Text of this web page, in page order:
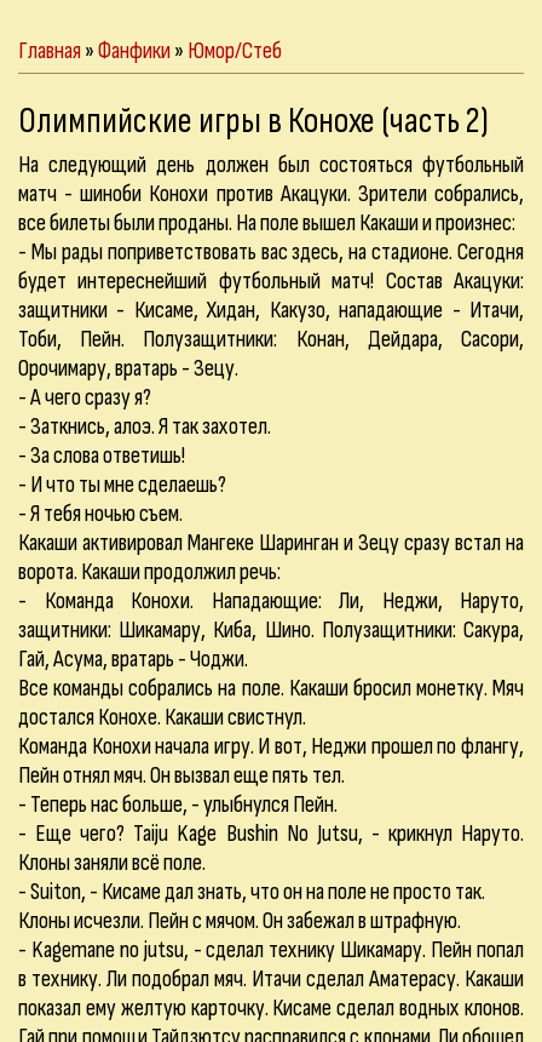
Главная»Фанфики» Юмор/Стеб
Олимпийские игры в Конохе (часть 2)
На следующий день должен был состояться футбольный
матч - шиноби Конохи против Акацуки. Зрители собрались,
все билеты были проданы. На поле вышел Какаши и произнес:
- Мы рады поприветствовать вас здесь, на стадионе. Сегодня
будет интереснейший футбольный матч! Состав Акацуки:
защитники - Кисаме, Хидан, Какузо, нападающие - Итачи,
Тоби, Пейн. Полузащитники: Конан, Дейдара, Сасори,
Орочимару, вратарь - Зецу.
- А чего сразу я?
- Заткнись, алоэ. Я так захотел.
- За слова ответишь!
- И что ты мне сделаешь?
- Я тебя ночью съем.
Какаши активировал Мангеке Шаринган и Зецу сразу встал на
ворота. Какаши продолжил речь:
- Команда Конохи. Нападающие: Ли, Неджи, Наруто,
защитники: Шикамару, Киба, Шино. Полузащитники: Сакура,
Гай, Асума, вратарь - Чоджи.
Все команды собрались на поле. Какаши бросил монетку. Мяч
достался Конохе. Какаши свистнул.
Команда Конохи начала игру. И вот, Неджи прошел по флангу,
Пейн отнял мяч. Он вызвал еще пять тел.
- Теперь нас больше, - улыбнулся Пейн.
- Еще чего? Taiju Kage Bushin No Jutsu, - крикнул Наруто.
Клоны заняли всё поле.
- Suiton, - Кисаме дал знать, что он на поле не просто так.
Клоны исчезли. Пейн с мячом. Он забежал в штрафную.
- Kagemane no jutsu, - сделал технику Шикамару. Пейн попал
в технику. Ли подобрал мяч. Итачи сделал Аматерасу. Какаши
показал ему желтую карточку. Кисаме сделал водных клонов.